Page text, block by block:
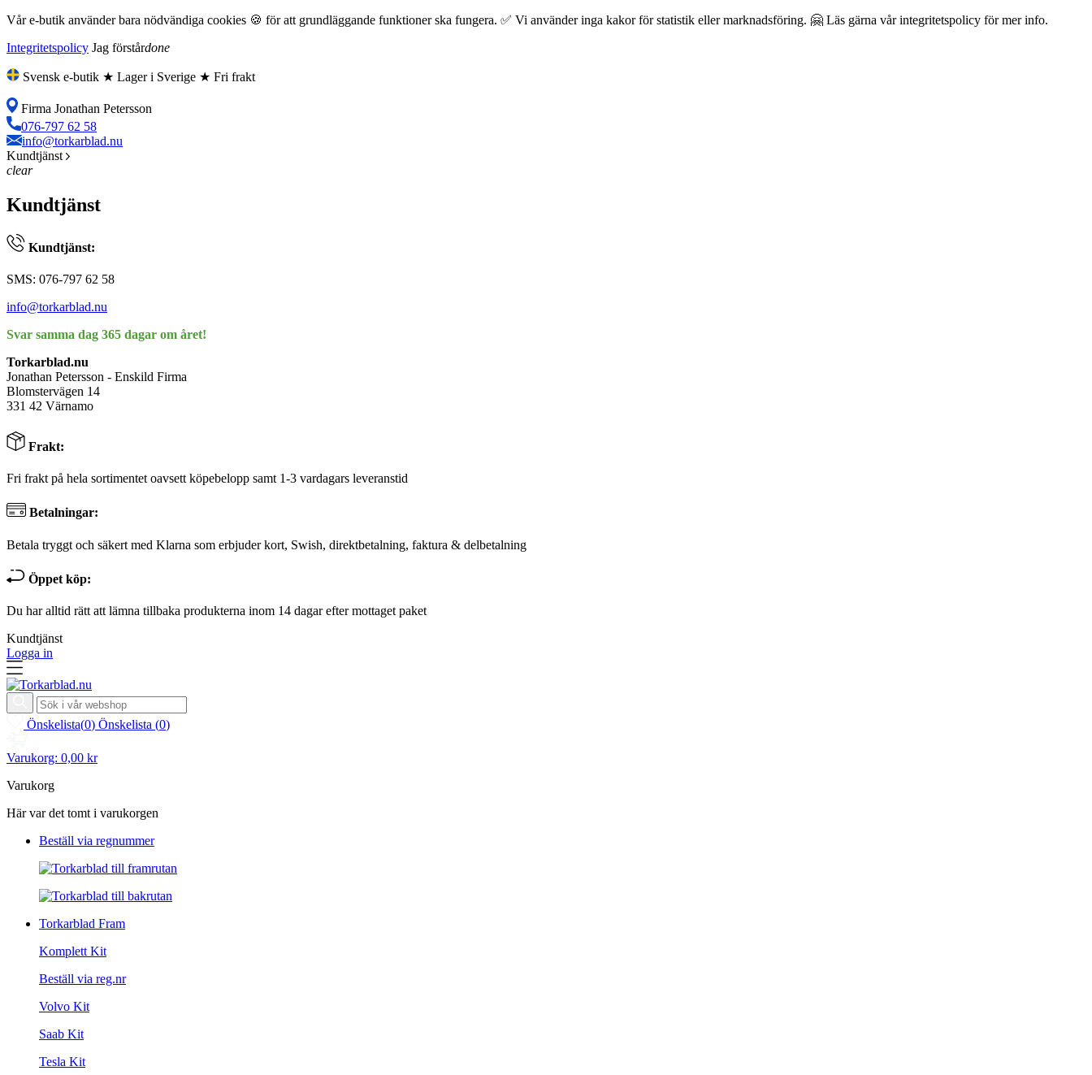
Vår e-butik använder bara nödvändiga cookies 🍪 för att grundläggande funktioner ska fungera. ✅ Vi använder inga kakor för statistik eller marknadsföring. 🤗 Läs gärna vår integritetspolicy för mer info.
Integritetspolicy Jag förstårdone
Svensk e-butik ★ Lager i Sverige ★ Fri frakt
Firma Jonathan Petersson
076-797 62 58
info@torkarblad.nu
Kundtjänst
clear
Kundtjänst
Kundtjänst:
SMS: 076-797 62 58
info@torkarblad.nu
Svar samma dag 365 dagar om året!
Torkarblad.nu
Jonathan Petersson - Enskild Firma
Blomstervägen 14
331 42 Värnamo
Frakt:
Fri frakt på hela sortimentet oavsett köpebelopp samt 1-3 vardagars leveranstid
Betalningar:
Betala tryggt och säkert med Klarna som erbjuder kort, Swish, direktbetalning, faktura & delbetalning
Öppet köp:
Du har alltid rätt att lämna tillbaka produkterna inom 14 dagar efter mottaget paket
Kundtjänst
Logga in
Önskelista(0) Önskelista (0)
Varukorg: 0,00 kr
Varukorg
Här var det tomt i varukorgen
Beställ via regnummer
Torkarblad Fram
Komplett Kit
Beställ via reg.nr
Volvo Kit
Saab Kit
Tesla Kit